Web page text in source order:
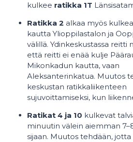
kulkee ratikka 1T
Ratikka 2 alkaa myös
kautta Ylioppilastalon ja
välillä. Ydinkeskustassa reitti
että reitti ei enää kulje
Mikonkadun kautta, vaan
Aleksanterinkatua. Muutos
keskustan ratikkaliikenteen
sujuvoittamiseksi, kun
Ratikat 4 ja 10 kulkevat
minuutin välein aiemman
sijaan. Muutos tehdään,